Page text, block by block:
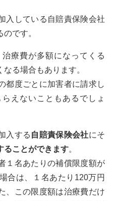
入している自賠責保険会社
です。
療費が多額になってくる
る場合もあります。
都度ごとに加害者に請求し
えないこともあるでしょ
入する 自賠責保険会社にそ
ることができます。
１名あたりの補償限度額が
合は、１名あたり120万円
、この限度額は治療費だけ